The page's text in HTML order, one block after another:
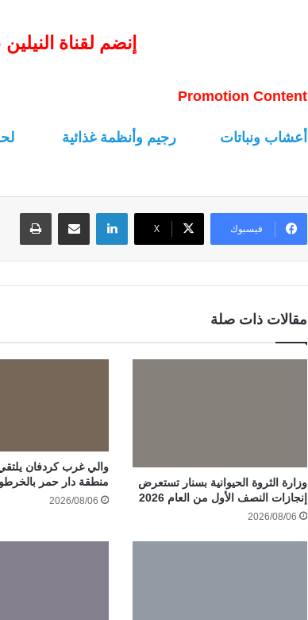
إنضم لقناة
Promotion Content
أعشاب ونباتات رجيم وأنظمة غذائية
فيسبوك ‫X
لينكدإن
مقالات ذات صلة
وزارة الثروة الحيوانية بسنار تستعرض
إنجازات النصف الأول من العام 2026
2026/08/06
والي غرب كردفان يلتقي
منطقة دار حمر
2026/08/06